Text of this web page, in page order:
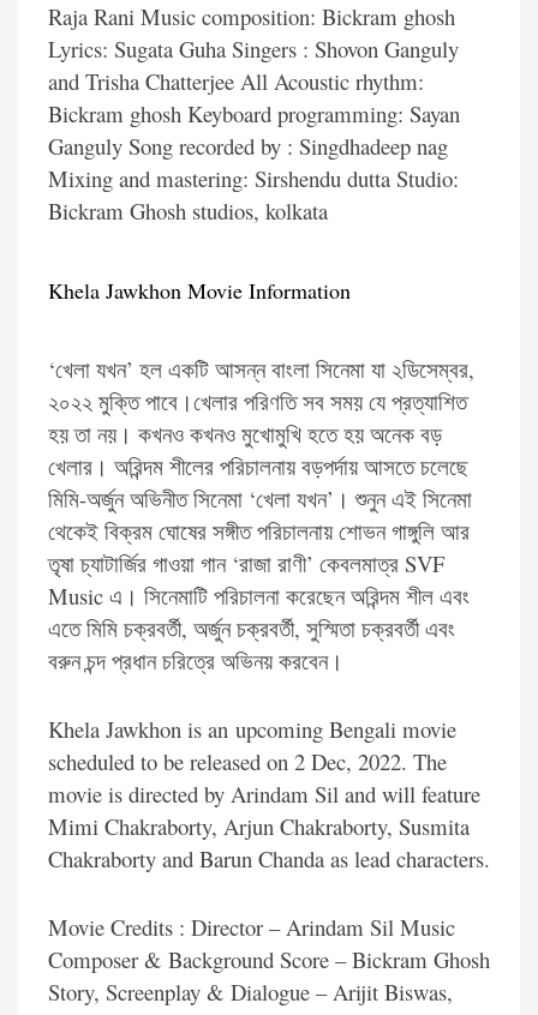
Raja Rani Music composition: Bickram ghosh
Lyrics: Sugata Guha Singers : Shovon Ganguly
and Trisha Chatterjee All Acoustic rhythm:
Bickram ghosh Keyboard programming: Sayan
Ganguly Song recorded by : Singdhadeep nag
Mixing and mastering: Sirshendu dutta Studio:
Bickram Ghosh studios, kolkata
Khela Jawkhon Movie Information
‘খেলা যখন’ হল একটি আসন্ন বাংলা সিনেমা যা ২ডিসেম্বর,
২০২২ মুক্তি পাবে।খেলার পরিণতি সব সময় যে প্রত্যাশিত
হয় তা নয়। কখনও কখনও মুখোমুখি হতে হয় অনেক বড়
খেলার। অরিন্দম শীলের পরিচালনায় বড়পর্দায় আসতে চলেছে
মিমি-অর্জুন অভিনীত সিনেমা ‘খেলা যখন’। শুনুন এই সিনেমা
থেকেই বিক্রম ঘোষের সঙ্গীত পরিচালনায় শোভন গাঙ্গুলি আর
তৃষা চ্যাটার্জির গাওয়া গান ‘রাজা রাণী’ কেবলমাত্র SVF
Music এ। সিনেমাটি পরিচালনা করেছেন অরিন্দম শীল এবং
এতে মিমি চক্রবর্তী, অর্জুন চক্রবর্তী, সুস্মিতা চক্রবর্তী এবং
বরুন চন্দ প্রধান চরিত্রে অভিনয় করবেন।
Khela Jawkhon is an upcoming Bengali movie
scheduled to be released on 2 Dec, 2022. The
movie is directed by Arindam Sil and will feature
Mimi Chakraborty, Arjun Chakraborty, Susmita
Chakraborty and Barun Chanda as lead characters.
Movie Credits : Director – Arindam Sil Music
Composer & Background Score – Bickram Ghosh
Story, Screenplay & Dialogue – Arijit Biswas,